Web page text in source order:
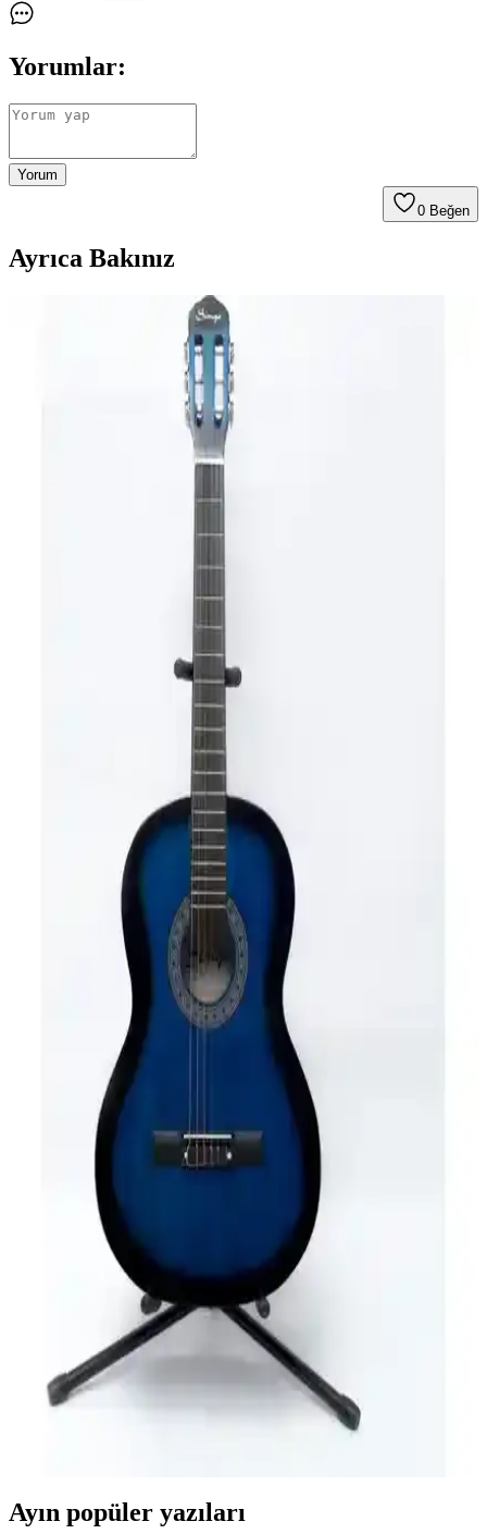
Yorumlar:
Yorum
0 Beğen
Ayrıca Bakınız
Midex CG-270GR ve CG-395PRP Klasik Gitar
Modellerinin Karşılaştırması ve Özellikleri
Bu makalede Midex CG-270GR ve CG-395PRP modellerinin
tasarım, malzeme, ses kalitesi ve kullanıcı yorumları açısından
Segovia SGC100SB ve Valencia VC204CSB Klasik
Gitar Modellerinin Detaylı Karşılaştırması
Bu makalede Segovia SGC100SB ve Valencia VC204CSB gitar
Midex CG-270RD ve Valencia VC204 Gitar
Midex CG-270RD ve Valencia VC204 gitar modellerinin malzeme,
ses ve kullanım özellikleri detaylı karşılaştırması.
Midex CG-36GR ve CG-395PRP klasik gitar
modellerinin detaylı karşılaştırması
Bu makalede, çocuklar ve yetişkinler için tasarlanmış Midex CG-
36GR ve CG-395PRP gitarların özellikleri, malzeme kalitesi ve
performansları detaylı şekilde karşılaştırılıyor.
Klasik Gitar Karşılaştırması: 3M Music ve
Rodriguez RCC550RB Modellerinin Özellikleri ve
Kullanıcı Yorumları
Bu makalede 3M Music ve Rodriguez RCC550RB klasik gitar
modelleri performans, malzeme, dayanıklılık ve kullanıcı
deneyimleri açısından detaylı karşılaştırılıyor.
Lea ve Midex Elektro Gitar Setleri Karşılaştırması:
Teknik Özellikler ve Kullanıcı Yorumları
Lea ve Midex elektro gitar setleri arasındaki farkları, teknik
özellikleri ve kullanıcı yorumlarını inceleyerek en uygun gitar setini
seçmenize yardımcı oluyoruz.
Valencia VC204CSB ve VC304 Klasik Gitar
Modellerinin Detaylı Karşılaştırması
Valencia VC204CSB ve VC304 modellerinin malzeme, ses kalitesi
ve kullanım rahatlığı açısından detaylı karşılaştırmasıyla en uygun
Simge Mavi ve Valencia Sunburst Klasik Gitar
Karşılaştırması
Simge Mavi 39,5 inç ve Valencia VC204CSB gitarların özellikleri,
Ayın popüler yazıları